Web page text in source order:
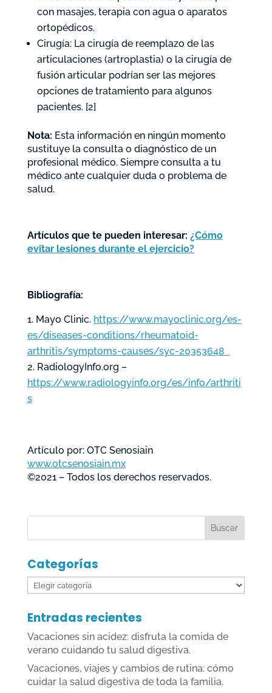
con masajes, terapia con agua o aparatos
ortopédicos.
Cirugía: La cirugía de reemplazo de las
articulaciones (artroplastia) o la cirugía de
fusión articular podrían ser las mejores
opciones de tratamiento para algunos
pacientes. [2]
Nota: Esta información en ningún momento
sustituye la consulta o diagnóstico de un
profesional médico. Siempre consulta a tu
médico ante cualquier duda o problema de
salud.
Artículos que te pueden interesar: ¿Cómo
evitar lesiones durante el ejercicio?
Bibliografía:
Mayo Clinic. https://www.mayoclinic.org/es-
es/diseases-conditions/rheumatoid-
arthritis/symptoms-causes/syc-20353648
RadiologyInfo.org –
https://www.radiologyinfo.org/es/info/arthriti
s
Artículo por: OTC Senosiain
www.otcsenosiain.mx
©2021 – Todos los derechos reservados.
Categorías
Categorías
Entradas recientes
Vacaciones sin acidez: disfruta la comida de
verano cuidando tu salud digestiva.
Vacaciones, viajes y cambios de rutina: cómo
cuidar la salud digestiva de toda la familia.